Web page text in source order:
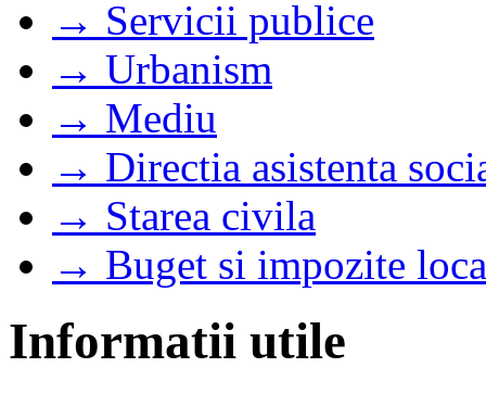
→ Servicii publice
→ Urbanism
→ Mediu
→ Directia asistenta
→ Starea civila
→ Buget si impozite
Informatii utile